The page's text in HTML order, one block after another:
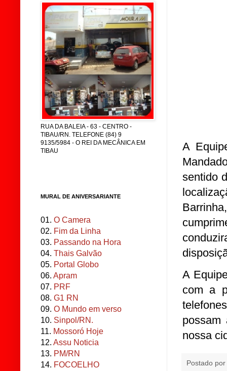
A
sentido
A
com a
possam
nossa
Postado por
RUA DA BALEIA - 63 - CENTRO -
TIBAU/RN. TELEFONE (84) 9
9135/5984 - O REI DA MECÂNICA EM
TIBAU
MURAL DE ANIVERSARIANTE
01. O Camera
02. Fim da Linha
03. Passando na Hora
04. Thais Galvão
05. Portal Globo
06. Apram
07. PRF
08. G1 RN
09. O Mundo em verso
10. Sinpol/RN.
11. Mossoró Hoje
12. Assu Noticia
13. PM/RN
14. FOCOELHO